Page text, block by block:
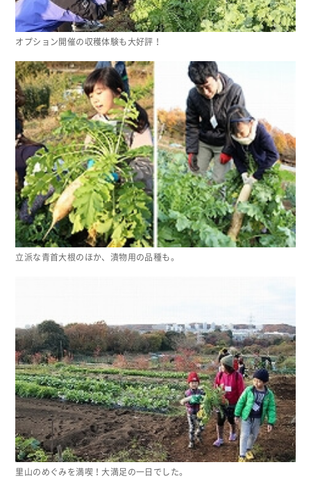
オプション開催の収穫体験も大好評！
立派な青首大根のほか、漬物用の品種も。
里山のめぐみを満喫！大満足の一日でした。